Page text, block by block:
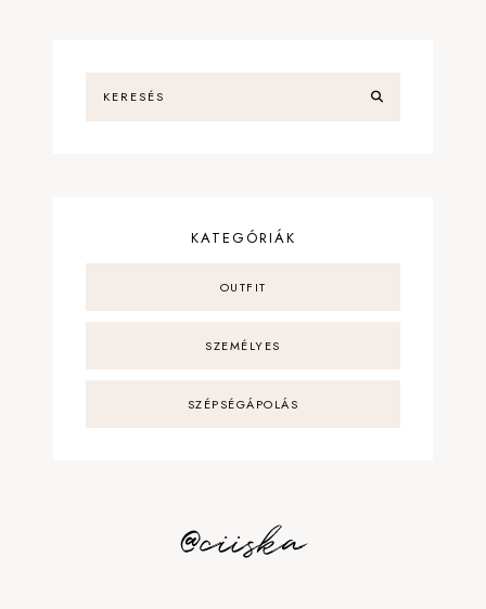
KATEGÓRIÁK
OUTFIT
SZEMÉLYES
SZÉPSÉGÁPOLÁS
@ciiska